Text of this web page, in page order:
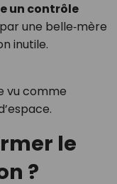
un contrôle
une belle‑mère
inutile.
vu comme
le
?